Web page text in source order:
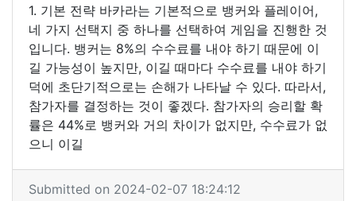
1. 기본 전략 바카라는 기본적으로 뱅커와 플레이어,
네 가지 선택지 중 하나를 선택하여 게임을 진행한 것
입니다. 뱅커는 8%의 수수료를 내야 하기 때문에 이
길 가능성이 높지만, 이길 때마다 수수료를 내야 하기
덕에 초단기적으로는 손해가 나타날 수 있다. 따라서,
참가자를 결정하는 것이 좋겠다. 참가자의 승리할 확
률은 44%로 뱅커와 거의 차이가 없지만, 수수료가 없
으니 이길
Submitted on 2024-02-07 18:24:12